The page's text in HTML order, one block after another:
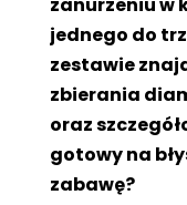
zanurzeniu w
jednego do
zestawie
zbierania
oraz
gotowy na
zabawę?